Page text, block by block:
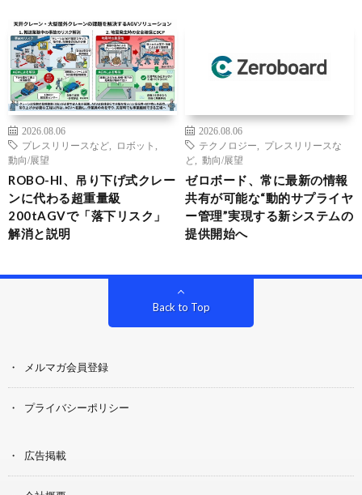
2026.08.06
プレスリリースなど
ロボット
動向/展望
ROBO-HI、吊り下げ式クレー
ンに代わる超重量級
200tAGVで「落下リスク」
解消と説明
2026.08.06
テクノロジー
プレスリリースな
ど
動向/展望
ゼロボード、常に最新の情報
共有が可能な“動的サプライヤ
ー管理”実現する新システムの
提供開始へ
Back to Top
メルマガ会員登録
プライバシーポリシー
広告掲載